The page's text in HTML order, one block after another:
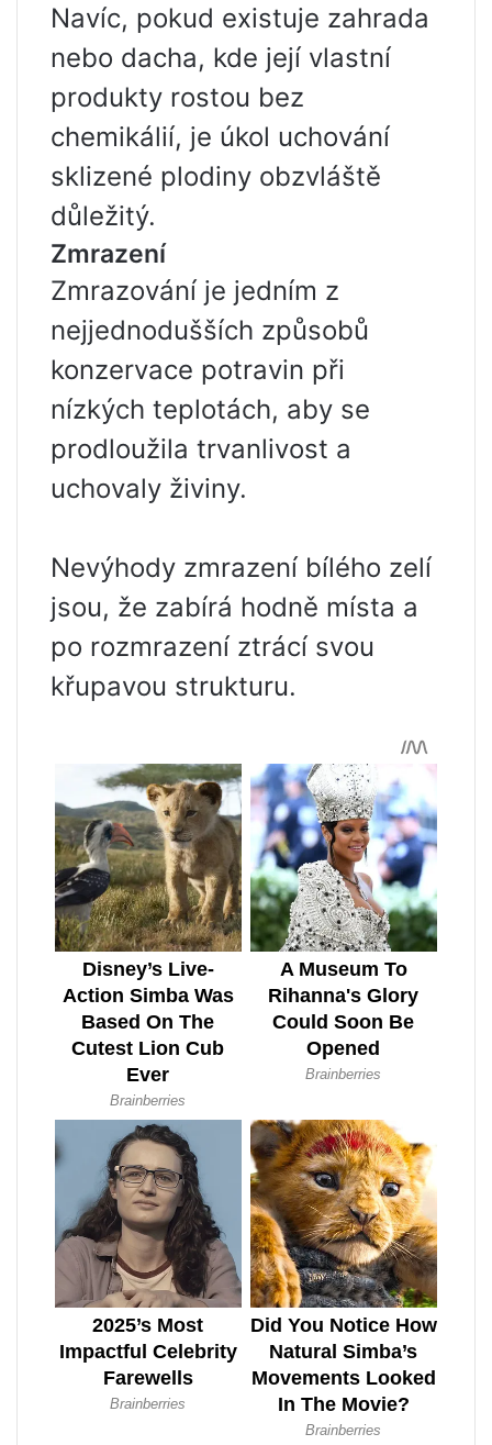
Navíc, pokud existuje zahrada
nebo dacha, kde její vlastní
produkty rostou bez
chemikálií, je úkol uchování
sklizené plodiny obzvláště
důležitý.
Zmrazení
Zmrazování je jedním z
nejjednodušších způsobů
konzervace potravin při
nízkých teplotách, aby se
prodloužila trvanlivost a
uchovaly živiny.
Nevýhody zmrazení bílého zelí
jsou, že zabírá hodně místa a
po rozmrazení ztrácí svou
křupavou strukturu.